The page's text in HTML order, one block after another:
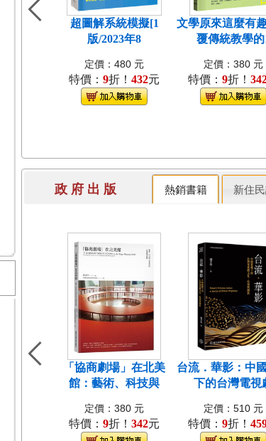
超圖解系統模擬[1
版/2023年8
定價：480 元
特價： 9折！ 432元
文學原來這麼有
覆傳統教學的
定價：380 元
特價： 9折！
政 府 出 版 熱銷書籍 新住
「協商劇場」在北美
館：藝術、科技與
定價：380 元
特價： 9折！ 342元
台流．華影：中
下的台灣電視
定價：510 元
特價： 9折！